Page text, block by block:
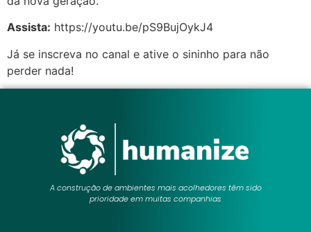
Assista: https://youtu.be/pS9BujOykJ4
Já se inscreva no canal e ative o sininho para não
perder nada!
A construção de ambientes mais acolhedores têm sido
prioridade em muitas companhias